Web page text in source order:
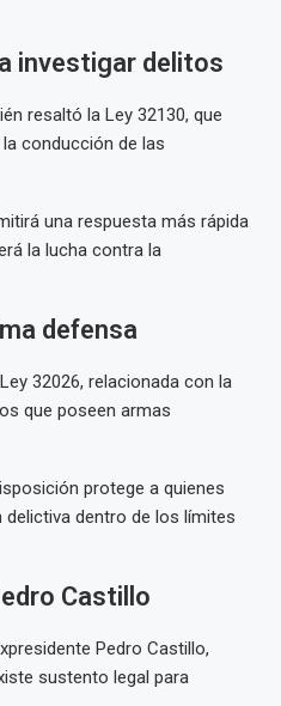
investigar delitos
resaltó la Ley 32130, que
conducción de las
una respuesta más rápida
la lucha contra la
defensa
32026, relacionada con la
que poseen armas
protege a quienes
dentro de los límites
Castillo
Pedro Castillo,
sustento legal para